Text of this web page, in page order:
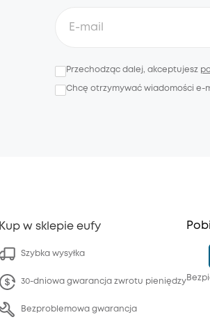
Przechodząc dalej, akceptujesz
Chcę otrzymywać wiadomości e-
Kup w sklepie eufy
Szybka wysyłka
30-dniowa gwarancja zwrotu pieniędzy
Bezproblemowa gwarancja